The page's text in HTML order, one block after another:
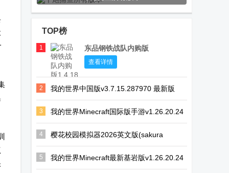
机版
3D脑叶公司
绯色誓约橙光
版清软完结版
免费版
陌客捕鱼安卓
版最新游戏
小游戏
版
TOP榜
1 东品钢铁战队内购版
查看详情
2 我的世界中国版v3.7.15.287970 最新版
3
我的世界Minecraft国际版手游v1.26.20.24
官方最新版
4
樱花校园模拟器2026英文版(sakura
schoolsimulator)v1.047.03 手机版
5
我的世界Minecraft最新基岩版v1.26.20.24
安卓免付费版